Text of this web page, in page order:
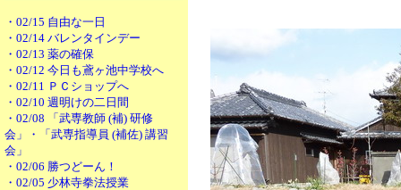
・02/15 自由な一日
・02/14 バレンタインデー
・02/13 薬の確保
・02/12 今日も鳶ヶ池中学校へ
・02/11 ＰＣショップへ
・02/10 週明けの二日間
・02/08 「武専教師 (補) 研修
会」・「武専指導員 (補佐) 講習
会」
・02/06 勝つどーん！
・02/05 少林寺拳法授業